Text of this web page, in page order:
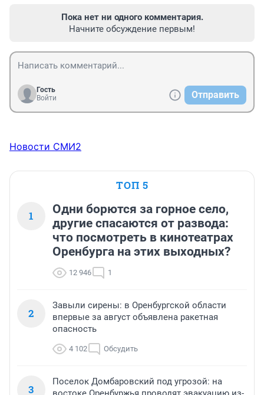
Пока нет ни одного комментария.
Начните обсуждение первым!
Гость
Войти
Отправить
Новости СМИ2
ТОП 5
1
Одни борются за горное село,
другие спасаются от развода:
что посмотреть в кинотеатрах
Оренбурга на этих выходных?
12 946 1
2
Завыли сирены: в Оренбургской области
впервые за август объявлена ракетная
опасность
4 102 Обсудить
3
Поселок Домбаровский под угрозой: на